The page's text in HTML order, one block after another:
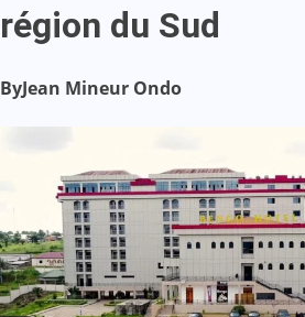
région du Sud
ByJean Mineur Ondo